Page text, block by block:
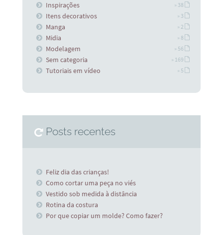
Inspirações » 38
Itens decorativos » 3
Manga » 2
Midia » 8
Modelagem » 56
Sem categoria » 169
Tutoriais em vídeo » 5
Posts recentes
Feliz dia das crianças!
Como cortar uma peça no viés
Vestido sob medida à distância
Rotina da costura
Por que copiar um molde? Como fazer?